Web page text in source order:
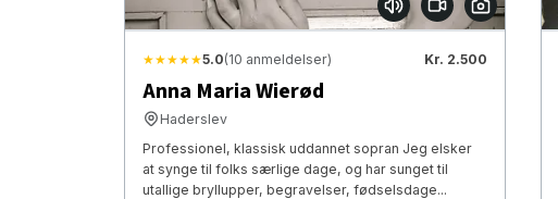
★★★★★5.0(10 anmeldelser) Kr. 2.500
Anna Maria Wierød
Haderslev
Professionel, klassisk uddannet sopran Jeg elsker
at synge til folks særlige dage, og har sunget til
utallige bryllupper, begravelser, fødselsdage...